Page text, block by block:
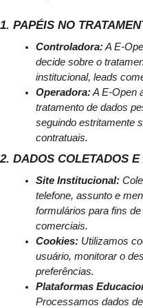
1. PAPÉIS NO
Controladora: A E-
decide sobre o
institucional, leads
Operadora: A E-Open
tratamento de dados
seguindo estritamente
contratuais.
2. DADOS COLETADOS
Site Institucional:
telefone, assunto e
formulários para fins
comerciais.
Cookies: Utilizamos
usuário, monitorar o
preferências.
Plataformas
Processamos dados